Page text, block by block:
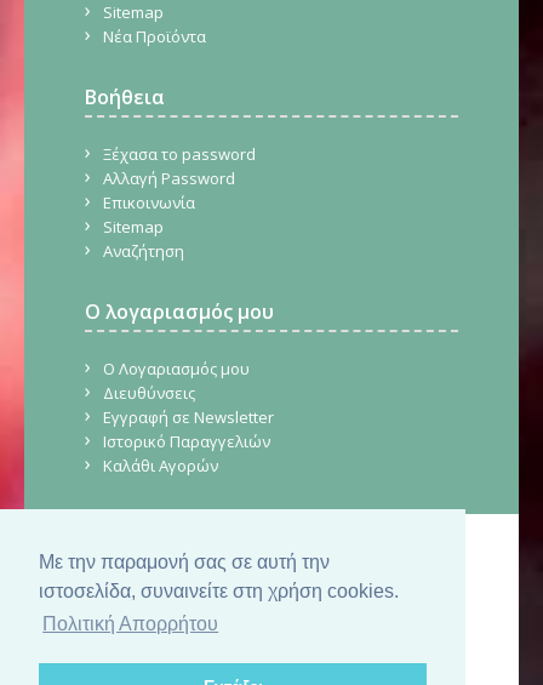
Με την παραμονή σας σε αυτή την
ιστοσελίδα, συναινείτε στη χρήση cookies.
Πολιτική Απορρήτου
Sitemap
Νέα Προϊόντα
Βοήθεια
Ξέχασα το password
Αλλαγή Password
Επικοινωνία
Sitemap
Αναζήτηση
Ο λογαριασμός μου
Ο Λογαριασμός μου
Διευθύνσεις
Εγγραφή σε Newsletter
Ιστορικό Παραγγελιών
Καλάθι Αγορών
© Copyright 2026. CraftStore.gr.
Δημιουργία Ιστοσελίδας SilkTech